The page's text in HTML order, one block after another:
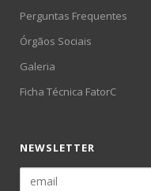
Perguntas Frequentes
Órgãos Sociais
Galeria
Ficha Técnica FatorC
NEWSLETTER